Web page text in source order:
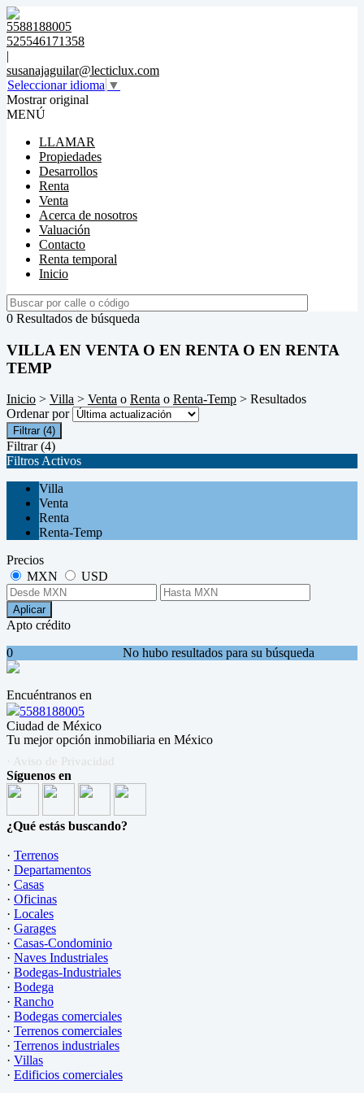
5588188005
525546171358
|
susanajaguilar@lecticlux.com
Seleccionar idioma ▼
Mostrar original
MENÚ
LLAMAR
Propiedades
Desarrollos
Renta
Venta
Acerca de nosotros
Valuación
Contacto
Renta temporal
Inicio
0 Resultados de búsqueda
VILLA EN VENTA O EN RENTA O EN RENTA
TEMP
Inicio > Villa > Venta o Renta o Renta-Temp > Resultados
Ordenar por
Filtrar (4)
Filtrar (4)
Filtros Activos
Villa
Venta
Renta
Renta-Temp
Precios
MXN
USD
Aplicar
Apto crédito
No hubo resultados para su búsqueda
0
Encuéntranos en
5588188005
Ciudad de México
Tu mejor opción inmobiliaria en México
· Aviso de Privacidad
Síguenos en
¿Qué estás buscando?
· Terrenos
· Departamentos
· Casas
· Oficinas
· Locales
· Garages
· Casas-Condominio
· Naves Industriales
· Bodegas-Industriales
· Bodega
· Rancho
· Bodegas comerciales
· Terrenos comerciales
· Terrenos industriales
· Villas
· Edificios comerciales